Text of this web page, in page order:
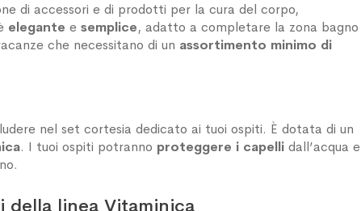
di accessori e di prodotti per la cura del corpo,
elegante e semplice, adatto a completare la zona bagno
che necessitano di un assortimento minimo di
nel set cortesia dedicato ai tuoi ospiti. È dotata di un
. I tuoi ospiti potranno proteggere i capelli dall’acqua e
linea Vitaminica